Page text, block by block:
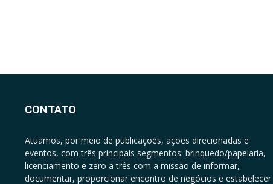
CONTATO
Atuamos, por meio de publicações, ações direcionadas e
eventos, com três principais segmentos: brinquedo/papelaria,
licenciamento e zero a três com a missão de informar,
documentar, proporcionar encontro de negócios e estabelecer